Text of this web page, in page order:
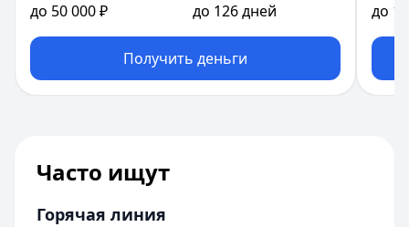
до 50 000 ₽ до 126 дней
Получить деньги
до
Часто ищут
Горячая линия